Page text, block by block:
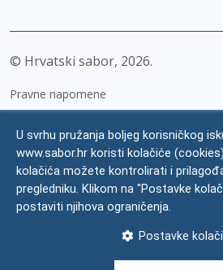
© Hrvatski sabor, 2026
Pravne napomene
Zaštita osobnih podataka
Impressum
Česta pitanja
U svrhu pružanja boljeg korisničkog
www.sabor.hr koristi kolačiće
kolačića možete kontrolirati i
pregledniku. Klikom na "Postavke
postaviti njihova ograničenja.
Postavke